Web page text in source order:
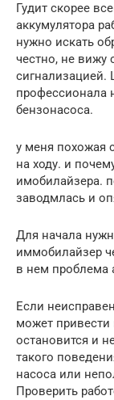
Гудит скорее
аккумулятора
нужно искать
честно, не вижу
сигнализацией.
профессионала
бензонасоса.
у меня похожая
на ходу. и
имобилайзера.
заводмлась и
Для начала
иммобилайзер
в нем проблема
Если
может привести
остановится и
такого
насоса или
Проверить